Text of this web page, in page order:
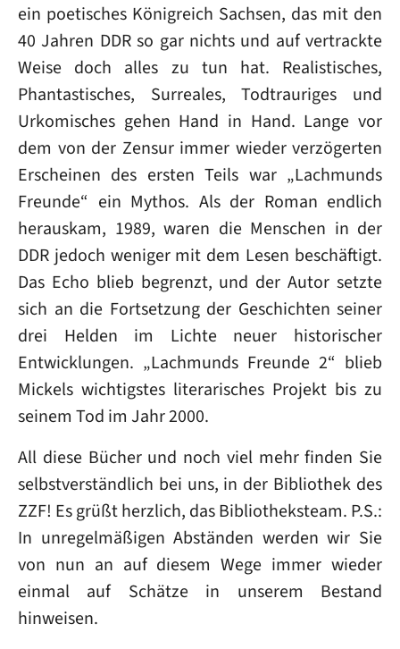
ein poetisches Königreich Sachsen, das mit den
40 Jahren DDR so gar nichts und auf vertrackte
Weise doch alles zu tun hat. Realistisches,
Phantastisches, Surreales, Todtrauriges und
Urkomisches gehen Hand in Hand. Lange vor
dem von der Zensur immer wieder verzögerten
Erscheinen des ersten Teils war „Lachmunds
Freunde“ ein Mythos. Als der Roman endlich
herauskam, 1989, waren die Menschen in der
DDR jedoch weniger mit dem Lesen beschäftigt.
Das Echo blieb begrenzt, und der Autor setzte
sich an die Fortsetzung der Geschichten seiner
drei Helden im Lichte neuer historischer
Entwicklungen. „Lachmunds Freunde 2“ blieb
Mickels wichtigstes literarisches Projekt bis zu
seinem Tod im Jahr 2000.
All diese Bücher und noch viel mehr finden Sie
selbstverständlich bei uns, in der Bibliothek des
ZZF! Es grüßt herzlich, das Bibliotheksteam. P.S.:
In unregelmäßigen Abständen werden wir Sie
von nun an auf diesem Wege immer wieder
einmal auf Schätze in unserem Bestand
hinweisen.